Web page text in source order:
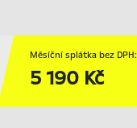
Měsíční splátka bez DPH:
5 190 Kč